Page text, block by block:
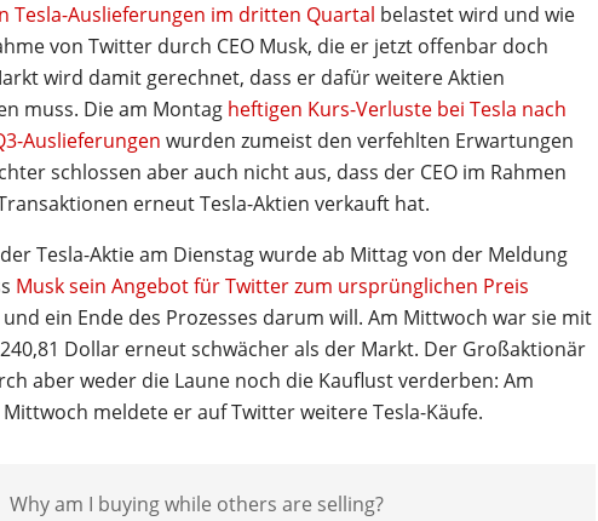
Tesla-Auslieferungen im dritten Quartal belastet wird und wie
von Twitter durch CEO Musk, die er jetzt offenbar doch
wird damit gerechnet, dass er dafür weitere Aktien
muss. Die am Montag heftigen Kurs-Verluste bei Tesla nach
Auslieferungen wurden zumeist den verfehlten Erwartungen
schlossen aber auch nicht aus, dass der CEO im Rahmen
erneut Tesla-Aktien verkauft hat.
Tesla-Aktie am Dienstag wurde ab Mittag von der Meldung
Musk sein Angebot für Twitter zum ursprünglichen Preis
ein Ende des Prozesses darum will. Am Mittwoch war sie mit
Dollar erneut schwächer als der Markt. Der Großaktionär
aber weder die Laune noch die Kauflust verderben: Am
meldete er auf Twitter weitere Tesla-Käufe.
Why am I buying while others are selling?